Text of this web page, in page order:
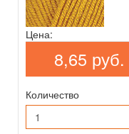
Цена:
8,65 руб.
Количество